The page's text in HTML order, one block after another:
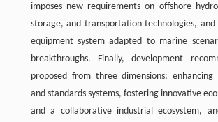
imposes new requirements on offshore
storage, and transportation technologies,
equipment system adapted to marine
breakthroughs. Finally, development
proposed from three dimensions: enhancing
and standards systems, fostering innovative
and a collaborative industrial ecosystem,